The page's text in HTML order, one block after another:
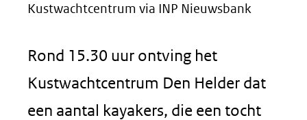
Kustwachtcentrum via INP Nieuwsbank
Rond 15.30 uur ontving het
Kustwachtcentrum Den Helder dat
een aantal kayakers, die een tocht